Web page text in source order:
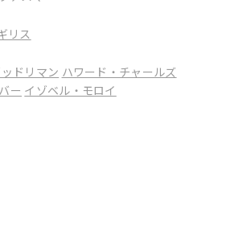
リス
ドリマン ハワード・チャールズ
ー イゾベル・モロイ